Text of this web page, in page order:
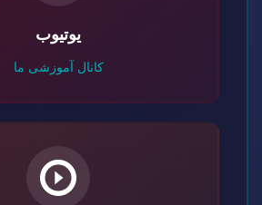
یوتیوب
کانال آموزشی ما